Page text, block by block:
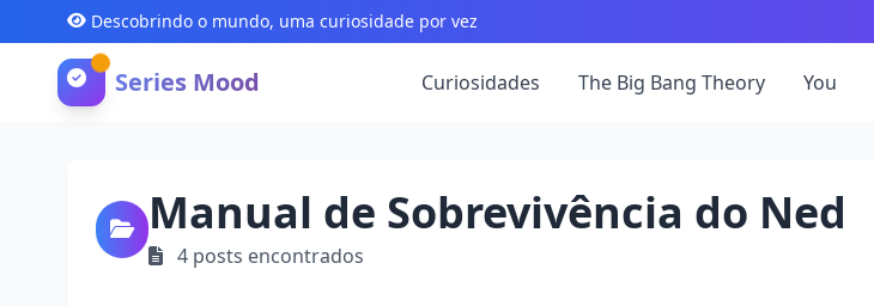
Descobrindo o mundo, uma curiosidade por vez
Series Mood Curiosidades The Big Bang Theory You
Manual de Sobrevivência do Ned
4 posts encontrados